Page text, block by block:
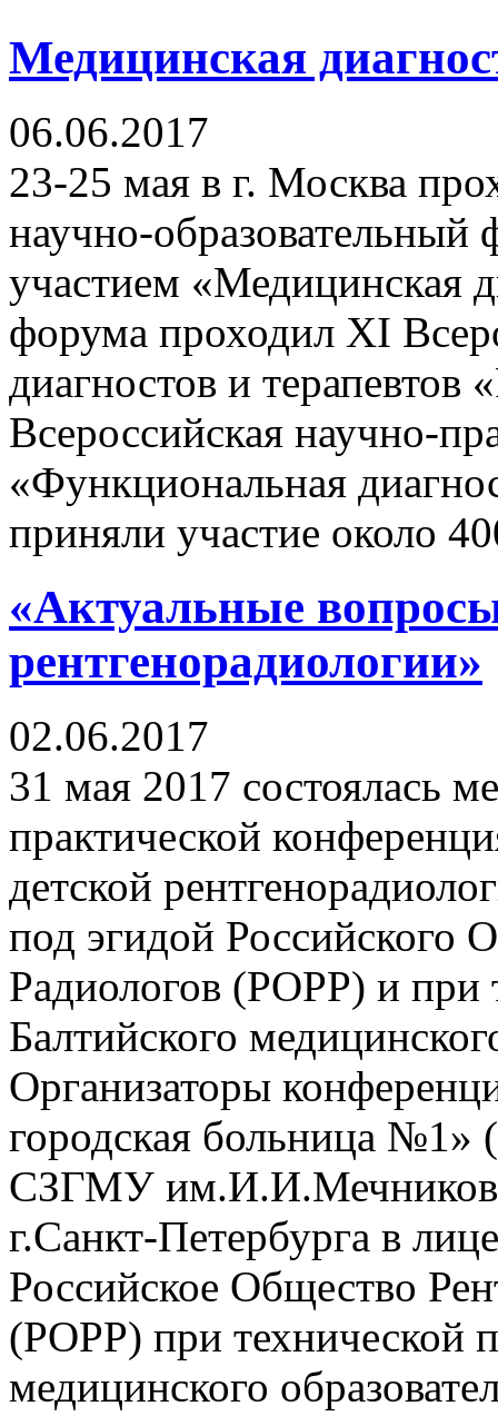
Медицинская
06.06.2017
23-25 мая в г. Москва
научно-
участием «Медицинская
форума проходил XI
диагностов и
Всероссийская научно-
«Функциональная
приняли участие около
«Актуальные
рентгенорадиологии»
02.06.2017
31 мая 2017 состоялась
практической
детской
под эгидой Российского
Радиологов (РОРР) и при
Балтийского
Организаторы
городская больница
СЗГМУ
г.Санкт-Петербурга в
Российское Общество
(РОРР) при технической
медицинского